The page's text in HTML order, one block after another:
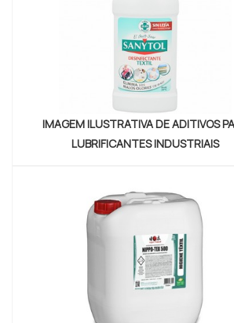
IMAGEM ILUSTRATIVA DE ADITIVOS
LUBRIFICANTES INDUSTRIAIS